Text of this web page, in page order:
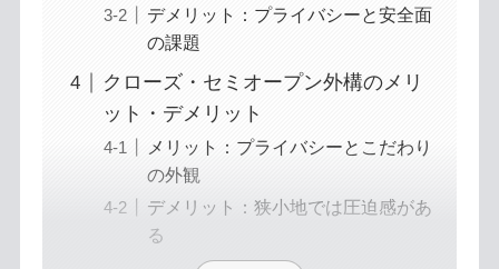
デメリット：プライバシーと安全面
の課題
クローズ・セミオープン外構のメリ
ット・デメリット
メリット：プライバシーとこだわり
の外観
デメリット：狭小地では圧迫感があ
る